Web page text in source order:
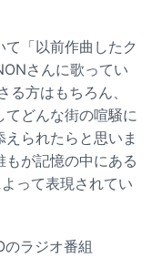
「以前作曲したク
さんに歌ってい
方はもちろん、
どんな街の喧騒に
られたらと思いま
が記憶の中にある
って表現されてい
ラジオ番組